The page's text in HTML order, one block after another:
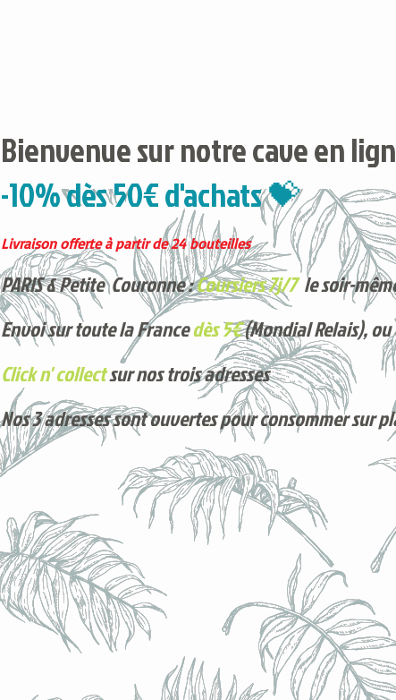
Bienvenue sur notre cave en
-10% dès 50€ d'achats 💝
Livraison offerte à partir de 24 bouteilles
PARIS & Petite Couronne :Coursiers 7j/7le soir-
Envoi sur toute la Francedès 5€(Mondial Relais),
Click n' collectsur nos trois adresses
Nos 3 adresses sont ouvertes pour consommer sur
Voici nos derniers arrivages !
Produits phares